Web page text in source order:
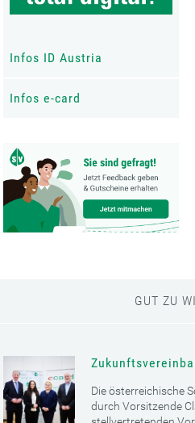
Infos ID Austria
Infos e-card
GUT ZU
Die österreichische
durch Vorsitzende